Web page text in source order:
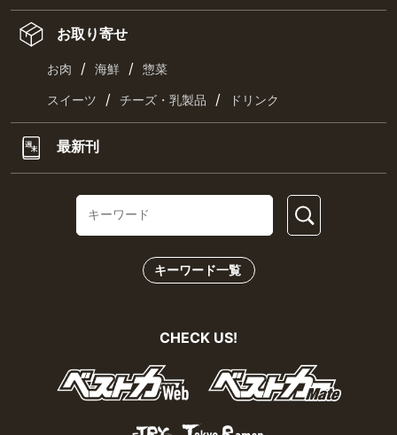
お取り寄せ
お肉 / 海鮮 / 惣菜
スイーツ / チーズ・乳製品 / ドリンク
最新刊
キーワード一覧
CHECK US!